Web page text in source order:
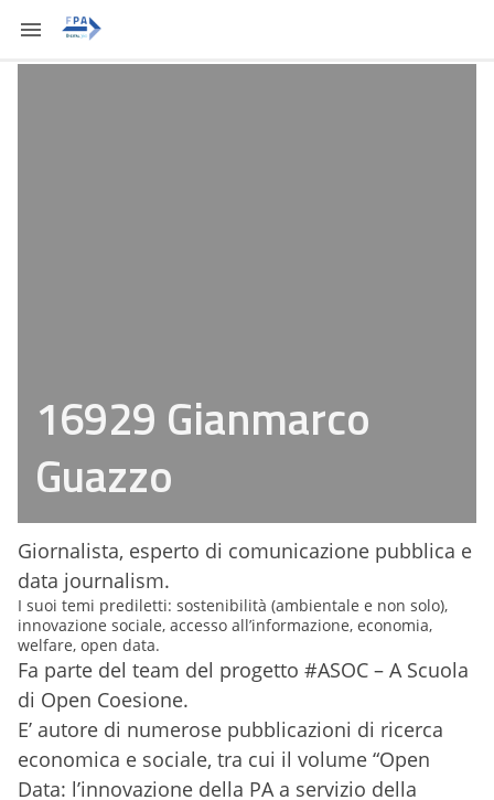
16929 Gianmarco
Guazzo
Giornalista, esperto di comunicazione pubblica e
data journalism.
I suoi temi prediletti: sostenibilità (ambientale e non solo),
innovazione sociale, accesso all’informazione, economia,
welfare, open data.
Fa parte del team del progetto #ASOC – A Scuola
di Open Coesione.
E’ autore di numerose pubblicazioni di ricerca
economica e sociale, tra cui il volume “Open
Data: l’innovazione della PA a servizio della